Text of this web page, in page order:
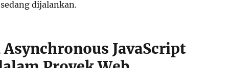
dijalankan.
JavaScript